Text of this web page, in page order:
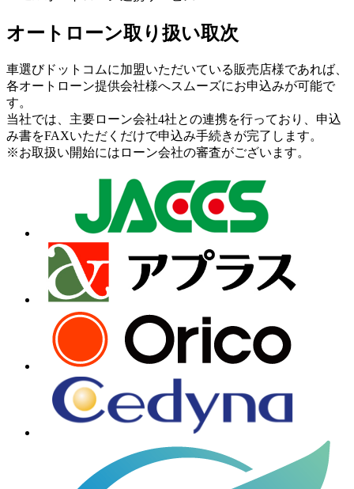
オートローン取り扱い取次
車選びドットコムに加盟いただいている販売店様であれば、
各オートローン提供会社様へスムーズにお申込みが可能で
す。
当社では、主要ローン会社4社との連携を行っており、申込
み書をFAXいただくだけで申込み手続きが完了します。
※お取扱い開始にはローン会社の審査がございます。